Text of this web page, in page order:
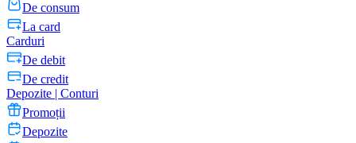
De consum
La card
Carduri
De debit
De credit
Depozite | Conturi
Promoții
Depozite